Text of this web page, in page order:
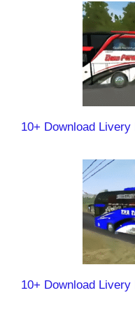
10+ Download
10+ Download